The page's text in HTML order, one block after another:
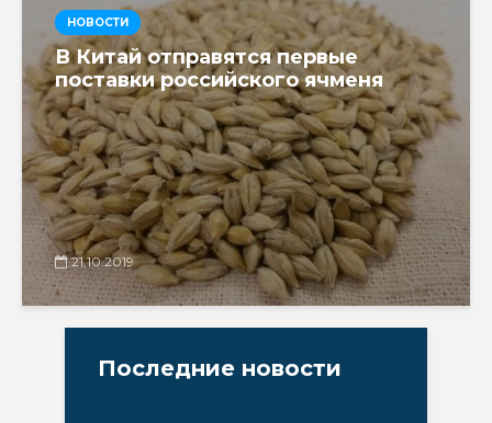
НОВОСТИ
В Китай отправятся первые
поставки российского ячменя
21.10.2019
Последние новости